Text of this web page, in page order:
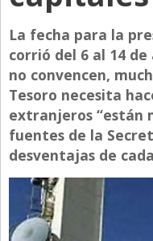
Con Estilo
De Bolsillo
Diarios de Argentina
Diarios del Mundo
Directivos
Ecología y Ambiente
Economía
El Experto
El Innovador
La fecha para la
corrió del 6 al 14
no convencen,
Tesoro necesita
extranjeros “están
fuentes de la
desventajas de